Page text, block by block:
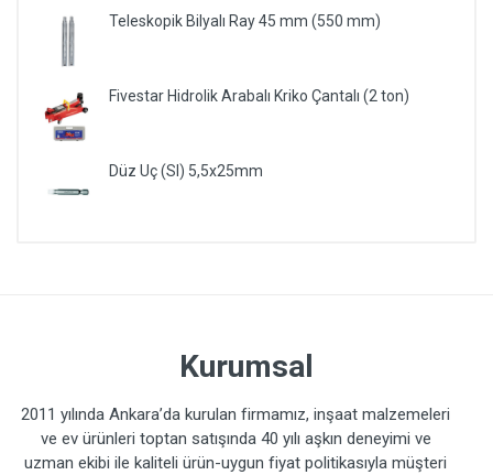
Teleskopik Bilyalı Ray 45 mm (550 mm)
Fivestar Hidrolik Arabalı Kriko Çantalı (2 ton)
Düz Uç (Sl) 5,5x25mm
Kurumsal
2011 yılında Ankara’da kurulan firmamız, inşaat malzemeleri
ve ev ürünleri toptan satışında 40 yılı aşkın deneyimi ve
uzman ekibi ile kaliteli ürün-uygun fiyat politikasıyla müşteri